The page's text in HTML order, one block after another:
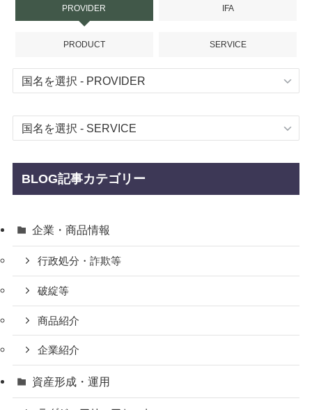
PROVIDER IFA
PRODUCT SERVICE
BLOG記事カテゴリー
企業・商品情報
行政処分・詐欺等
破綻等
商品紹介
企業紹介
資産形成・運用